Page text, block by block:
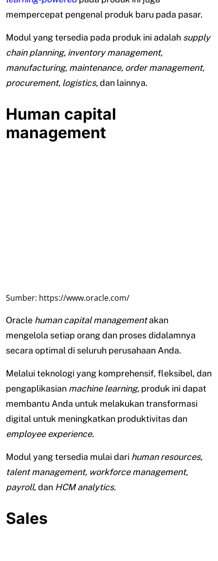
mempercepat pengenal produk baru pada pasar.
Modul yang tersedia pada produk ini adalah supply
chain planning, inventory management,
manufacturing, maintenance, order management,
procurement, logistics,dan lainnya.
Human capital
management
Sumber: https://www.oracle.com/
Oracle human capital managementakan
mengelola setiap orang dan proses didalamnya
secara optimal di seluruh perusahaan Anda.
Melalui teknologi yang komprehensif, fleksibel, dan
pengaplikasian machine learning, produk ini dapat
membantu Anda untuk melakukan transformasi
digital untuk meningkatkan produktivitas dan
employee experience.
Modul yang tersedia mulai dari human resources,
talent management, workforce management,
payroll,dan HCM analytics.
Sales